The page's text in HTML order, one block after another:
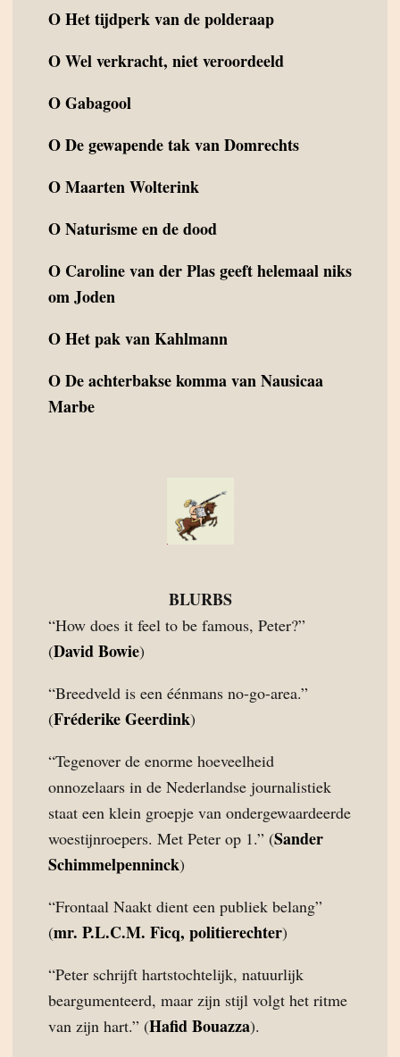
OHet tijdperk van de polderaap
OWel verkracht, niet veroordeeld
OGabagool
ODe gewapende tak van Domrechts
OMaarten Wolterink
ONaturisme en de dood
O Caroline van der Plas geeft helemaal niks
om Joden
OHet pak van Kahlmann
ODe achterbakse komma van Nausicaa
Marbe
BLURBS
“How does it feel to be famous, Peter?”
(David Bowie)
“Breedveld is een éénmans no-go-area.”
(Fréderike Geerdink)
“Tegenover de enorme hoeveelheid
onnozelaars in de Nederlandse journalistiek
staat een klein groepje van ondergewaardeerde
woestijnroepers. Met Peter op 1.” (Sander
Schimmelpenninck)
“Frontaal Naakt dient een publiek belang”
(mr. P.L.C.M. Ficq, politierechter)
“Peter schrijft hartstochtelijk, natuurlijk
beargumenteerd, maar zijn stijl volgt het ritme
van zijn hart.” (Hafid Bouazza).